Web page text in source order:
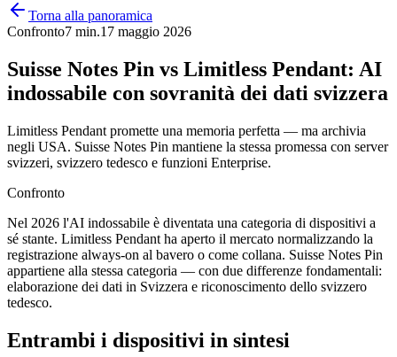
Torna alla panoramica
Confronto7 min.17 maggio 2026
Suisse Notes Pin vs Limitless Pendant: AI
indossabile con sovranità dei dati svizzera
Limitless Pendant promette una memoria perfetta — ma archivia
negli USA. Suisse Notes Pin mantiene la stessa promessa con server
svizzeri, svizzero tedesco e funzioni Enterprise.
Confronto
Nel 2026 l'AI indossabile è diventata una categoria di dispositivi a
sé stante. Limitless Pendant ha aperto il mercato normalizzando la
registrazione always-on al bavero o come collana. Suisse Notes Pin
appartiene alla stessa categoria — con due differenze fondamentali:
elaborazione dei dati in Svizzera e riconoscimento dello svizzero
tedesco.
Entrambi i dispositivi in sintesi